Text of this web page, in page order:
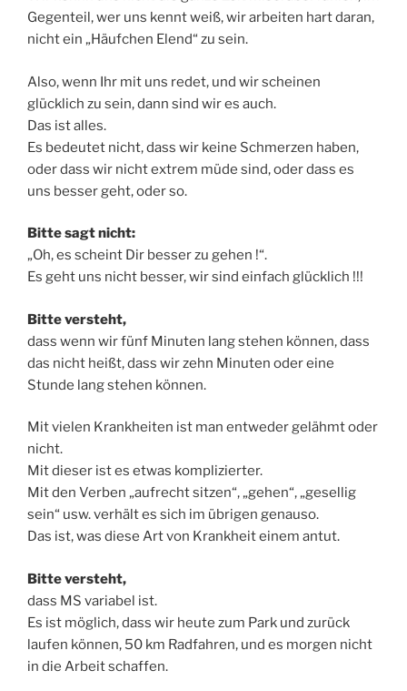
Gegenteil, wer uns kennt weiß, wir arbeiten hart daran,
nicht ein „Häufchen Elend“ zu sein.
Also, wenn Ihr mit uns redet, und wir scheinen
glücklich zu sein, dann sind wir es auch.
Das ist alles.
Es bedeutet nicht, dass wir keine Schmerzen haben,
oder dass wir nicht extrem müde sind, oder dass es
uns besser geht, oder so.
Bitte sagt nicht:
„Oh, es scheint Dir besser zu gehen !“.
Es geht uns nicht besser, wir sind einfach glücklich !!!
Bitte versteht,
dass wenn wir fünf Minuten lang stehen können, dass
das nicht heißt, dass wir zehn Minuten oder eine
Stunde lang stehen können.
Mit vielen Krankheiten ist man entweder gelähmt oder
nicht.
Mit dieser ist es etwas komplizierter.
Mit den Verben „aufrecht sitzen“, „gehen“, „gesellig
sein“ usw. verhält es sich im übrigen genauso.
Das ist, was diese Art von Krankheit einem antut.
Bitte versteht,
dass MS variabel ist.
Es ist möglich, dass wir heute zum Park und zurück
laufen können, 50 km Radfahren, und es morgen nicht
in die Arbeit schaffen.